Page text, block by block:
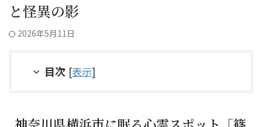
と怪異の影
2026年5月11日
目次 [表示]